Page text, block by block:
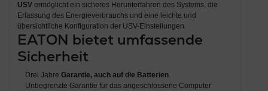
USVermöglicht ein sicheres Herunterfahren des Systems, die
Erfassung des Energieverbrauchs und eine leichte und
übersichtliche Konfiguration der USV-Einstellungen.
EATON bietet umfassende
Sicherheit
Drei Jahre Garantie, auch auf die Batterien.
Unbegrenzte Garantie für das angeschlossene Computer